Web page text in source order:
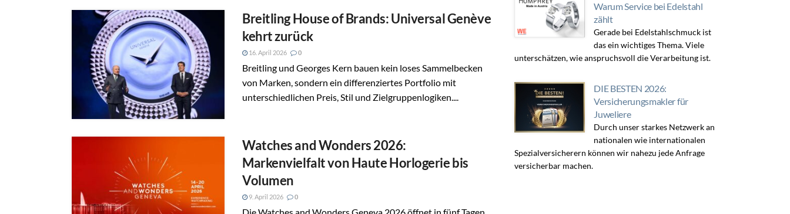
Breitling House of Brands: Universal Genève
kehrt zurück
16. April 2026 0
Breitling und Georges Kern bauen kein loses Sammelbecken
von Marken, sondern ein differenziertes Portfolio mit
unterschiedlichen Preis, Stil und Zielgruppenlogiken....
Watches and Wonders 2026:
Markenvielfalt von Haute Horlogerie bis
Volumen
9. April 2026 0
Warum Service bei Edelstahl
zählt
Gerade bei Edelstahlschmuck ist
das ein wichtiges Thema. Viele
unterschätzen, wie anspruchsvoll die Verarbeitung ist.
DIE BESTEN 2026:
Versicherungsmakler für
Juweliere
Durch unser starkes Netzwerk an
nationalen wie internationalen
Spezialversicherern können wir nahezu jede Anfrage
versicherbar machen.